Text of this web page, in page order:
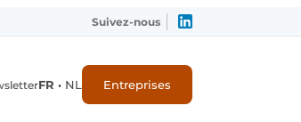
Suivez-nous
FR • NL Entreprises